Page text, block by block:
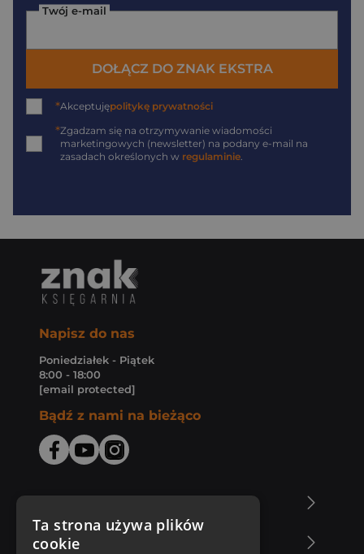
Twój e-mail
DOŁĄCZ DO ZNAK EKSTRA
*Akceptujępolitykę prywatności
*Zgadzam się na otrzymywanie wiadomości
marketingowych (newsletter) na podany e-mail na
zasadach określonych w regulaminie.
Napisz do nas
Poniedziałek - Piątek
8:00 - 18:00
[email protected]
Bądź z nami na bieżąco
Zakupy u nas
Ta strona używa plików
cookie